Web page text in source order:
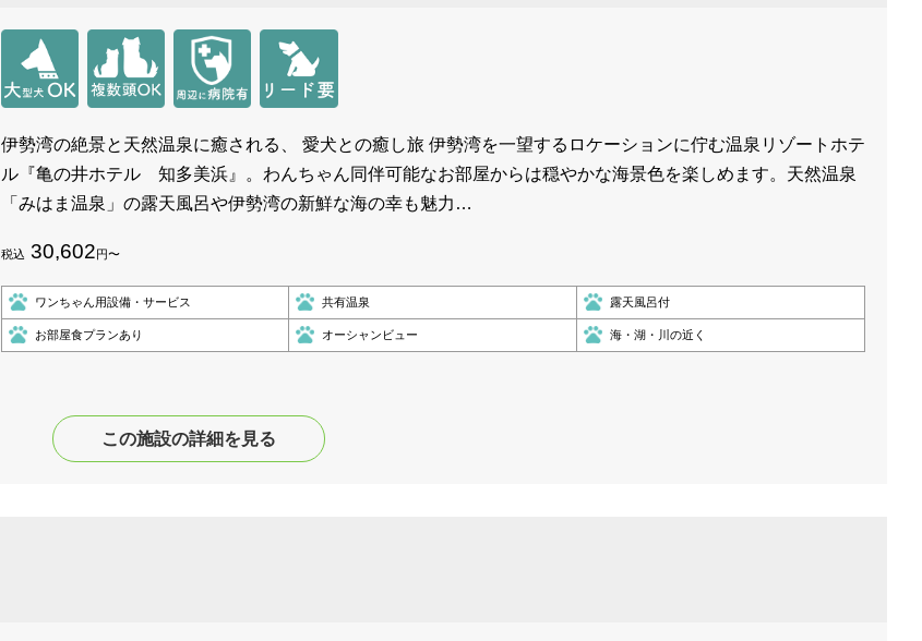
伊勢湾の絶景と天然温泉に癒される、 愛犬との癒し旅 伊勢湾を一望するロケーションに佇む温泉リゾートホテ
ル『亀の井ホテル 知多美浜』。わんちゃん同伴可能なお部屋からは穏やかな海景色を楽しめます。天然温泉
「みはま温泉」の露天風呂や伊勢湾の新鮮な海の幸も魅力…
税込 30,602円〜
ワンちゃん用設備・サービス 共有温泉 露天風呂付
お部屋食プランあり オーシャンビュー 海・湖・川の近く
この施設の詳細を見る